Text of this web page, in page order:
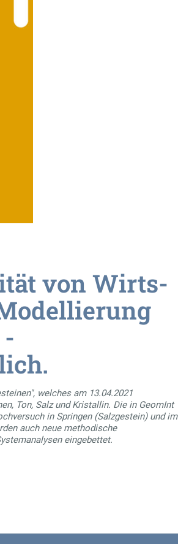
von Wirts-
welches am 13.04.2021
Ton, Salz und Kristallin. Die in GeomInt
in Springen (Salzgestein) und im
auch neue methodische
eingebettet.